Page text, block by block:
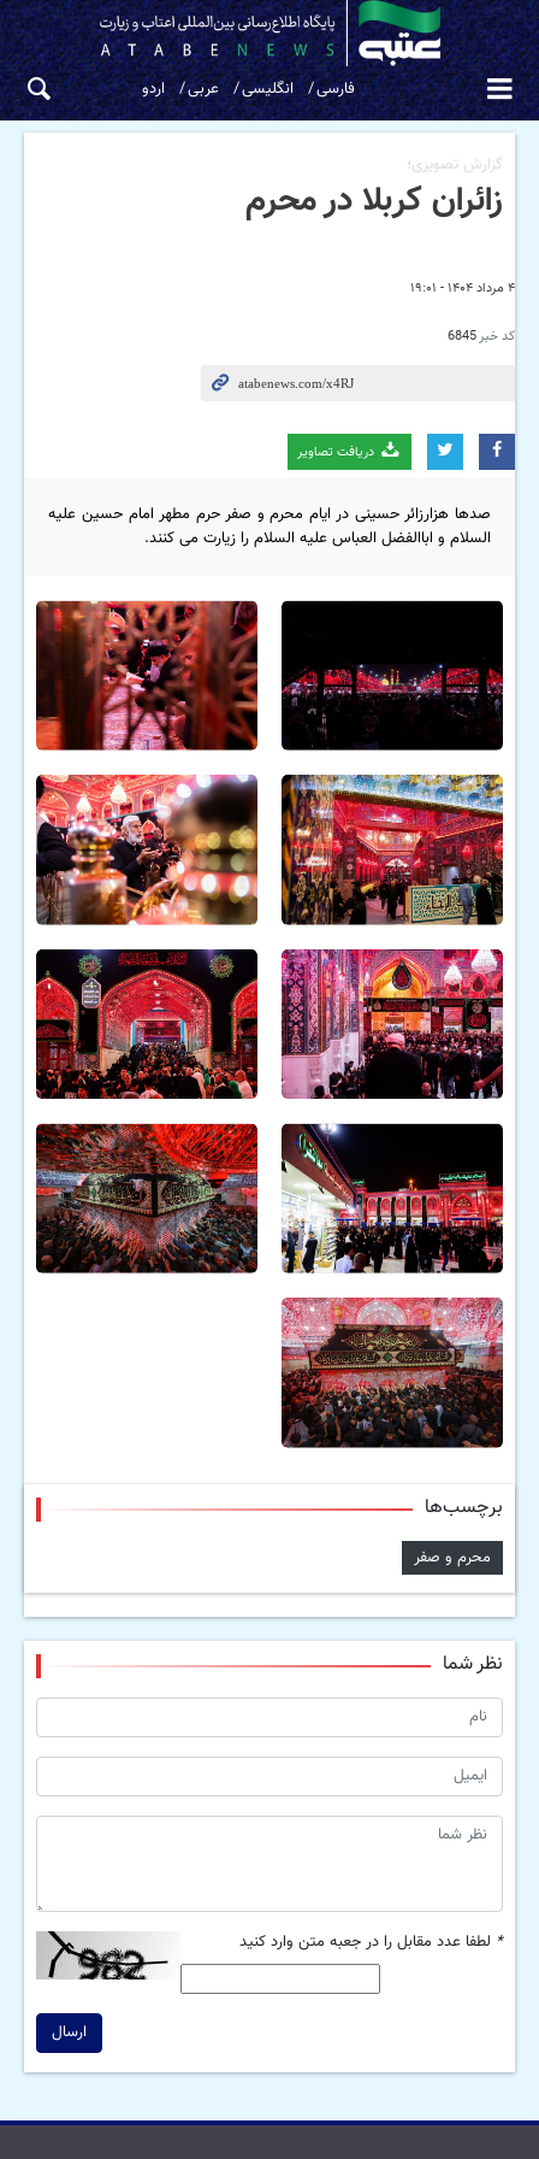
فارسی انگلیسی عربی اردو
۴ مرداد ۱۴۰۴ - ۱۹:۰۱
کد خبر6845
دریافت تصاویر
گزارش تصویری؛
زائران کربلا در محرم
صدها هزارزائر حسینی در ایام محرم و صفر حرم مطهر امام حسین علیه
السلام و اباالفضل العباس علیه السلام را زیارت می کنند.
برچسب‌ها
محرم و صفر
نظر شما
* لطفا عدد مقابل را در جعبه متن وارد کنید
ارسال